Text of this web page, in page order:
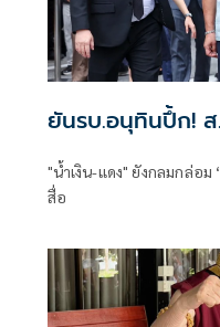
ยั
"น้ำเงิน-แดง" ยังกลมกล่อ
สื่อ